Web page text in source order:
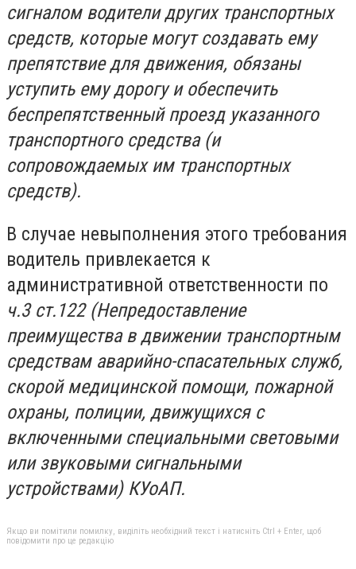
сигналом водители других транспортных
средств, которые могут создавать ему
препятствие для движения, обязаны
уступить ему дорогу и обеспечить
беспрепятственный проезд указанного
транспортного средства (и
сопровождаемых им транспортных
средств).
В случае невыполнения этого требования
водитель привлекается к
административной ответственности по
ч.3 ст.122 (Непредоставление
преимущества в движении транспортным
средствам аварийно-спасательных служб,
скорой медицинской помощи, пожарной
охраны, полиции, движущихся с
включенными специальными световыми
или звуковыми сигнальными
устройствами) КУоАП.
Якщо ви помітили помилку, виділіть необхідний текст і натисніть Ctrl + Enter, щоб
повідомити про це редакцію